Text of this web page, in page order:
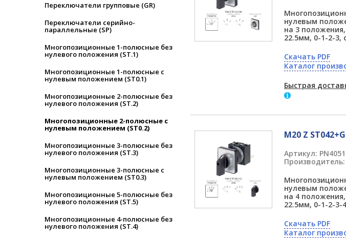
Переключатели групповые (GR)
Переключатели серийно-
параллельные (SP)
Многопозиционные 1-полюсные без
нулевого положения (ST.1)
Многопозиционные 1-полюсные с
нулевым положением (ST0.1)
Многопозиционные 2-полюсные без
нулевого положения (ST.2)
Многопозиционные 2-полюсные с
нулевым положением (ST0.2)
Многопозиционные 3-полюсные без
нулевого положения (ST.3)
Многопозиционные 3-полюсные с
нулевым положением (ST0.3)
Многопозиционные 5-полюсные без
нулевого положения (ST.5)
Многопозиционные 4-полюсные без
нулевого положения (ST.4)
нулевым
на 3
22.5мм, 0-1-2-3,
Скачать PDF
Каталог
Быстрая
M20 Z
Артикул:
Производитель:
нулевым
на 4
22.5мм, 0-1-2-3-4
Скачать PDF
Каталог